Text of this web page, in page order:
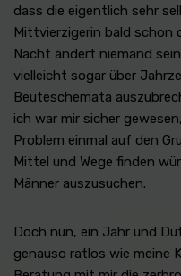
dass die eigentlich sehr
Mittvierzigerin bald schon
Nacht ändert niemand
vielleicht sogar über
Beuteschemata
ich war mir sicher
Problem einmal auf den
Mittel und Wege finden
Männer auszusuchen.
Doch nun, ein Jahr und
genauso ratlos wie meine